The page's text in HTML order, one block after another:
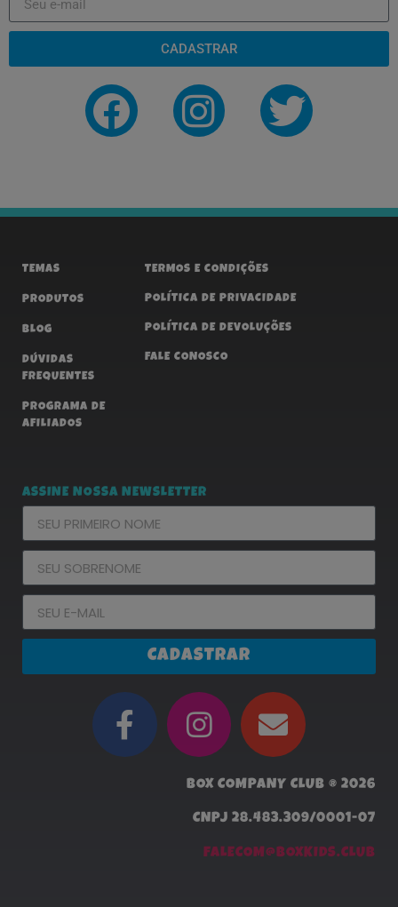
CADASTRAR
TEMAS
PRODUTOS
BLOG
DÚVIDAS
FREQUENTES
PROGRAMA DE
AFILIADOS
TERMOS E CONDIÇÕES
POLÍTICA DE PRIVACIDADE
POLÍTICA DE DEVOLUÇÕES
FALE CONOSCO
ASSINE NOSSA NEWSLETTER
CADASTRAR
BOX COMPANY CLUB ® 2026
CNPJ 28.483.309/0001-07
FALECOM@BOXKIDS.CLUB